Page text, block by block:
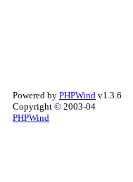
Powered by PHPWind v1.3.6
Copyright © 2003-04
PHPWind